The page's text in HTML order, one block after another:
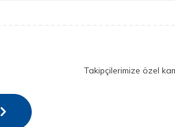
Takipçilerimize özel